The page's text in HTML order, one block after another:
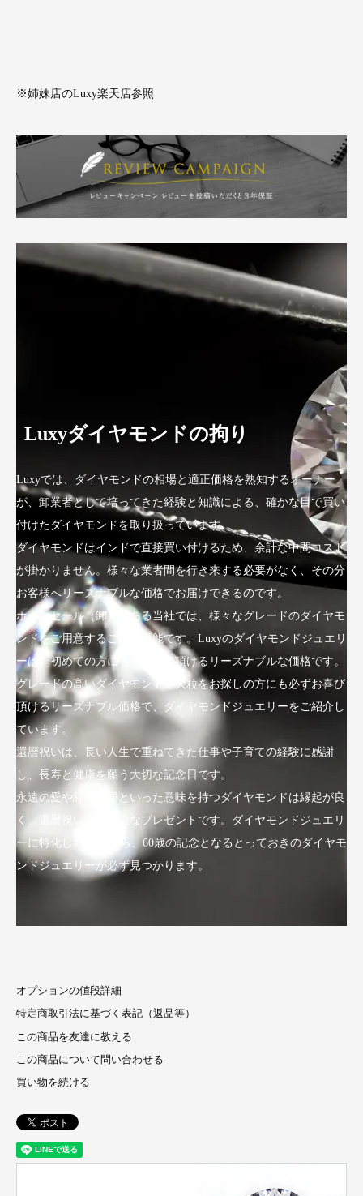
※姉妹店のLuxy楽天店参照
Luxyダイヤモンドの拘り
Luxyでは、ダイヤモンドの相場と適正価格を熟知するオーナー
が、卸業者として培ってきた経験と知識による、確かな目で買い
付けたダイヤモンドを取り扱っています。
ダイヤモンドはインドで直接買い付けるため、余計な中間コスト
が掛かりません。様々な業者間を行き来する必要がなく、その分
お客様へリーズナブルな価格でお届けできるのです。
ホールセール（卸）である当社では、様々なグレードのダイヤモ
ンドをご用意することが可能です。Luxyのダイヤモンドジュエリ
ーは、初めての方にも手にして頂けるリーズナブルな価格です。
グレードの高いダイヤモンドや大粒をお探しの方にも必ずお喜び
頂けるリーズナブル価格で、ダイヤモンドジュエリーをご紹介し
ています。
還暦祝いは、長い人生で重ねてきた仕事や子育ての経験に感謝
し、長寿と健康を願う大切な記念日です。
永遠の愛や絆、不屈といった意味を持つダイヤモンドは縁起が良
く、還暦祝いにも最適なプレゼントです。ダイヤモンドジュエリ
ーに特化したLuxyなら、60歳の記念となるとっておきのダイヤモ
ンドジュエリーが必ず見つかります。
オプションの値段詳細
特定商取引法に基づく表記（返品等）
この商品を友達に教える
この商品について問い合わせる
買い物を続ける